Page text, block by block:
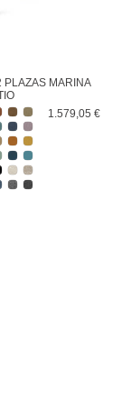
PLAZAS MARINA
1.579,05 €